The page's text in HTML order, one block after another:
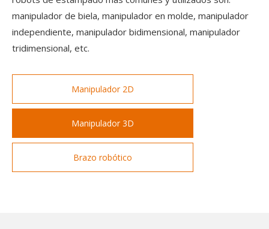
manipulador de biela, manipulador en molde, manipulador
independiente, manipulador bidimensional, manipulador
tridimensional, etc.
Manipulador 2D
Manipulador 3D
Brazo robótico